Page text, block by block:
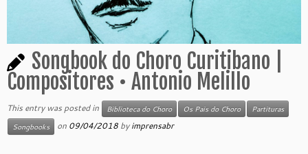
Songbook do Choro Curitibano |
Compositores • Antonio Melillo
This entry was posted in Biblioteca do Choro Os Pais do Choro
Partituras
Songbooks
on 09/04/2018 byimprensabr